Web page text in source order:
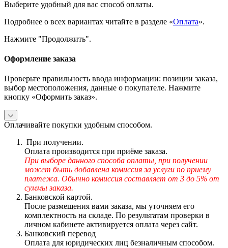
Выберите удобный для вас способ оплаты.
Подробнее о всех вариантах читайте в разделе «Оплата».
Нажмите "Продолжить".
Оформление заказа
Проверьте правильность ввода информации: позиции заказа,
выбор местоположения, данные о покупателе. Нажмите
кнопку «Оформить заказ».
Оплачивайте покупки удобным способом.
При получении.
Оплата производится при приёме заказа.
При выборе данного способа оплаты, при получении
может быть добавлена комиссия за услуги по приему
платежа. Обычно комиссия составляет от 3 до 5% от
суммы заказа.
Банковской картой.
После размещения вами заказа, мы уточняем его
комплектность на складе. По результатам проверки в
личном кабинете активируется оплата через сайт.
Банковский перевод
Оплата для юридических лиц безналичным способом.